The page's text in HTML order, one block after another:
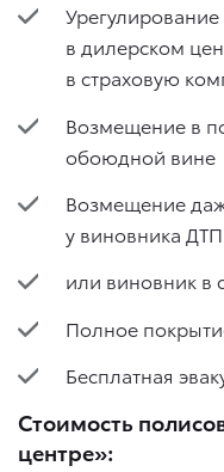
в дилерском
в страховую
Возмещение в
обоюдной вине
Возмещение
у виновника
или виновник в
Полное
Бесплатная
Стоимость
центре»: